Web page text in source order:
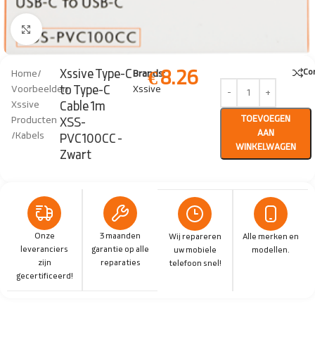
Click to enlarge
Home/
Voorbeelden
Xssive
Producten
/Kabels
Xssive Type-C
to Type-C
Cable 1m
XSS-
PVC100CC -
Zwart
Brands:
Xssive
€8.26
TOEVOEGEN
AAN
WINKELWAGEN
Onze
leveranciers
zijn
gecertificeerd!
3 maanden
garantie op alle
reparaties
Wij repareren
uw mobiele
telefoon snel!
Alle merken en
modellen.